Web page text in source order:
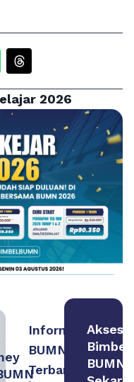
2026
Informasi
BUMN
Terbaru:
Akses
Bimbel
BUMN